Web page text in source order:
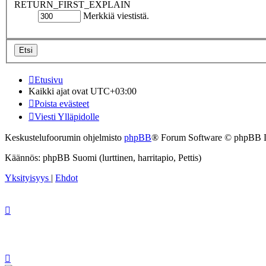
RETURN_FIRST_EXPLAIN
Merkkiä viestistä.
Etusivu
Kaikki ajat ovat UTC+03:00
Poista evästeet
Viesti Ylläpidolle
Keskustelufoorumin ohjelmisto phpBB® Forum Software © phpBB
Käännös: phpBB Suomi (lurttinen, harritapio, Pettis)
Yksityisyys | Ehdot